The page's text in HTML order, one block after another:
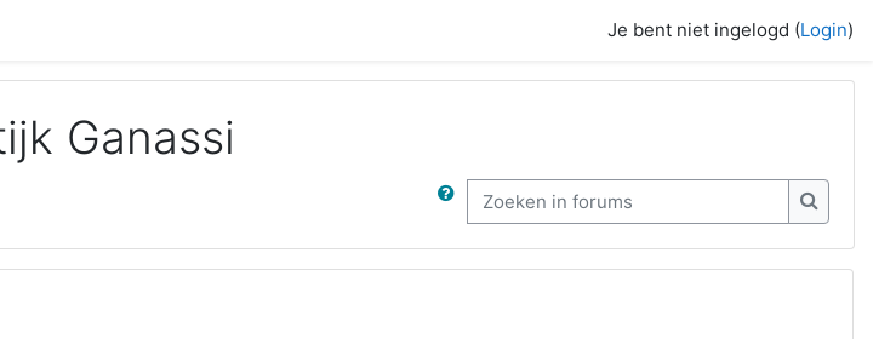
Je bent niet ingelogd (Login)
Ganassi
Zoeken in forums